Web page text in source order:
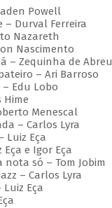
Powell
– Durval Ferreira
Nazareth
Nascimento
– Zequinha de Abreu
– Ari Barroso
– Edu Lobo
Hime
Menescal
– Carlos Lyra
Luiz Eça
Eça e Igor Eça
nota só – Tom Jobim
– Carlos Lyra
Luiz Eça